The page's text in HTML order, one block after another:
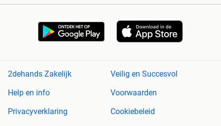
2dehands Zakelijk
Veilig en Succesvol
Help en info
Voorwaarden
Privacyverklaring
Cookiebeleid